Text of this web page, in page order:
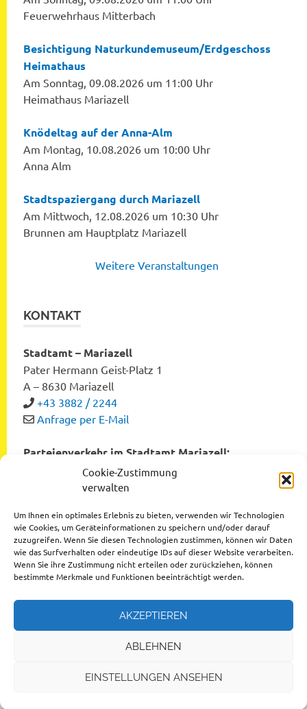
Cookie-Zustimmung
verwalten
Um Ihnen ein optimales Erlebnis zu bieten, verwenden wir Technologien
wie Cookies, um Geräteinformationen zu speichern und/oder darauf
zuzugreifen. Wenn Sie diesen Technologien zustimmen, können wir Daten
wie das Surfverhalten oder eindeutige IDs auf dieser Website verarbeiten.
Wenn Sie ihre Zustimmung nicht erteilen oder zurückziehen, können
bestimmte Merkmale und Funktionen beeinträchtigt werden.
AKZEPTIEREN
ABLEHNEN
EINSTELLUNGEN ANSEHEN
Feuerwehrhaus Mitterbach
Besichtigung Naturkundemuseum/Erdgeschoss
Heimathaus
Am Sonntag, 09.08.2026 um 11:00 Uhr
Heimathaus Mariazell
Knödeltag auf der Anna-Alm
Am Montag, 10.08.2026 um 10:00 Uhr
Anna Alm
Stadtspaziergang durch Mariazell
Am Mittwoch, 12.08.2026 um 10:30 Uhr
Brunnen am Hauptplatz Mariazell
Weitere Veranstaltungen
KONTAKT
Stadtamt – Mariazell
Pater Hermann Geist-Platz 1
A – 8630 Mariazell
+43 3882 / 2244
Anfrage per E-Mail
Parteienverkehr im Stadtamt Mariazell:
Montag bis Freitag von 8:00 bis 12:00 Uhr
Dienstag und Donnerstag von 12:00 bis 16:00 Uhr
Datenschutzerklärung
Impressum
Design byIhr Internettischler